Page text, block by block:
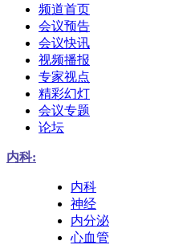
频道首页
会议预告
会议快讯
视频播报
专家视点
精彩幻灯
会议专题
论坛
内科:
内科
神经
内分泌
心血管